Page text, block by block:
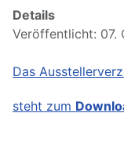
Details
Veröffentlicht: 07.
Das
steht zum